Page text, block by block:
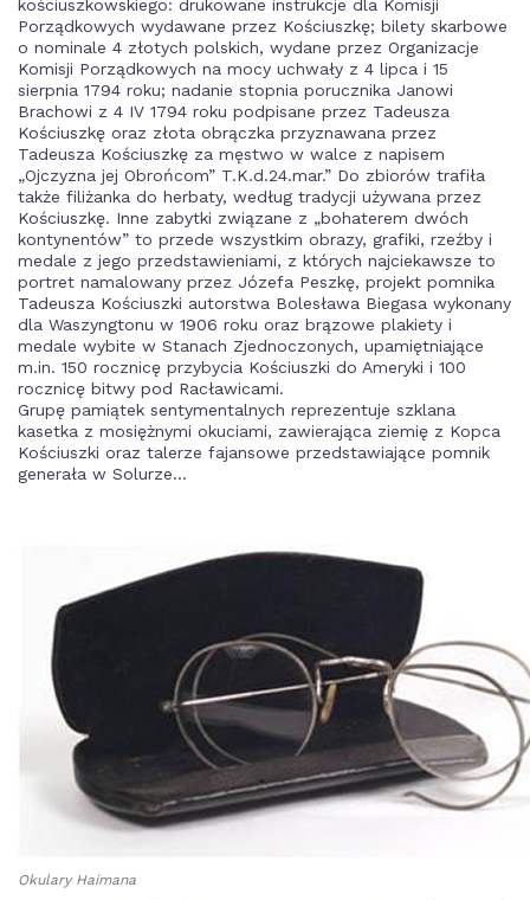
kościuszkowskiego: drukowane instrukcje dla Komisji
Porządkowych wydawane przez Kościuszkę; bilety skarbowe
o nominale 4 złotych polskich, wydane przez Organizacje
Komisji Porządkowych na mocy uchwały z 4 lipca i 15
sierpnia 1794 roku; nadanie stopnia porucznika Janowi
Brachowi z 4 IV 1794 roku podpisane przez Tadeusza
Kościuszkę oraz złota obrączka przyznawana przez
Tadeusza Kościuszkę za męstwo w walce z napisem
„Ojczyzna jej Obrońcom” T.K.d.24.mar.” Do zbiorów trafiła
także filiżanka do herbaty, według tradycji używana przez
Kościuszkę. Inne zabytki związane z „bohaterem dwóch
kontynentów” to przede wszystkim obrazy, grafiki, rzeźby i
medale z jego przedstawieniami, z których najciekawsze to
portret namalowany przez Józefa Peszkę, projekt pomnika
Tadeusza Kościuszki autorstwa Bolesława Biegasa wykonany
dla Waszyngtonu w 1906 roku oraz brązowe plakiety i
medale wybite w Stanach Zjednoczonych, upamiętniające
m.in. 150 rocznicę przybycia Kościuszki do Ameryki i 100
rocznicę bitwy pod Racławicami.
Grupę pamiątek sentymentalnych reprezentuje szklana
kasetka z mosiężnymi okuciami, zawierająca ziemię z Kopca
Kościuszki oraz talerze fajansowe przedstawiające pomnik
generała w Solurze…
Okulary Haimana